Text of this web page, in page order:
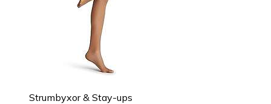
Strumbyxor & Stay-ups